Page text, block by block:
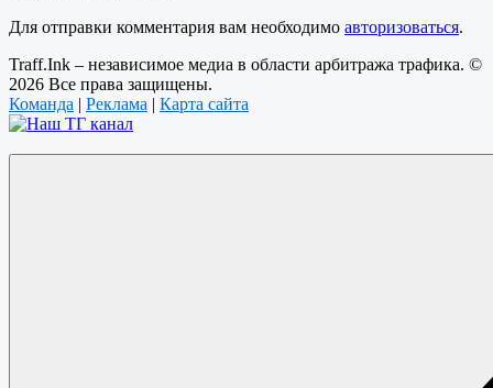
Для отправки комментария вам необходимо авторизоваться.
Traff.Ink – независимое медиа в области арбитража трафика. ©
2026 Все права защищены.
Команда | Реклама | Карта сайта